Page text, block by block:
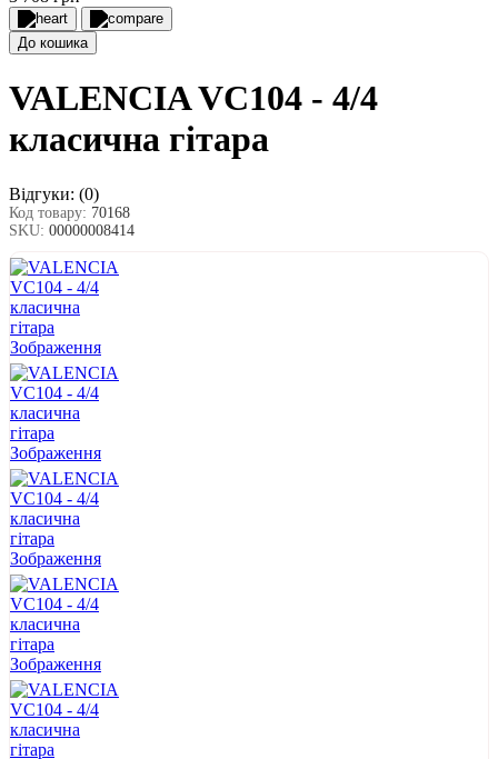
До кошика
VALENCIA VC104 - 4/4
класична гітара
Відгуки: (0)
Код товару: 70168
SKU: 00000008414